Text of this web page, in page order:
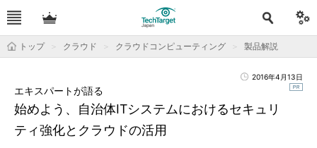
トップ クラウド クラウドコンピューティング 製品解説
2016年4月13日
始めよう、自治体ITシステムにおけるセキュリ
ティ強化とクラウドの活用
エキスパートが語る